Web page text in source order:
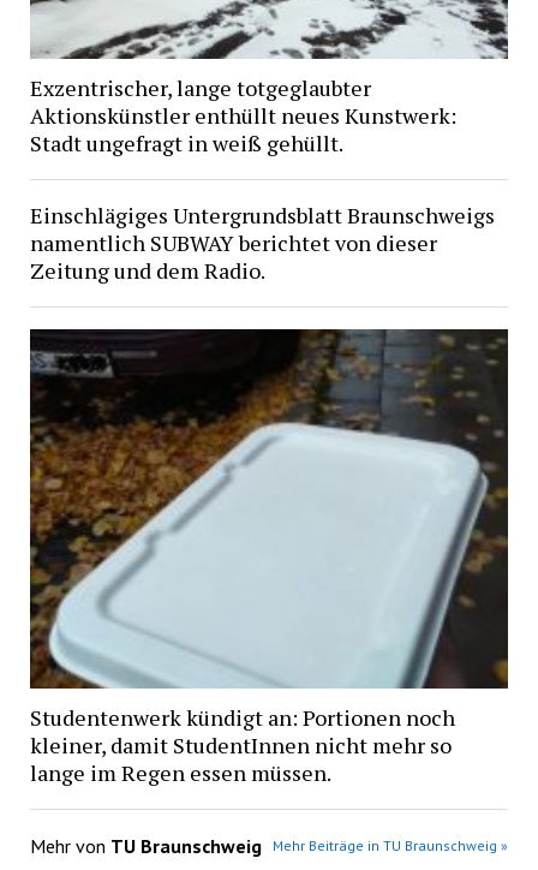
Exzentrischer, lange totgeglaubter
Aktionskünstler enthüllt neues Kunstwerk:
Stadt ungefragt in weiß gehüllt.
Einschlägiges Untergrundsblatt Braunschweigs
namentlich SUBWAY berichtet von dieser
Zeitung und dem Radio.
Studentenwerk kündigt an: Portionen noch
kleiner, damit StudentInnen nicht mehr so
lange im Regen essen müssen.
Mehr von TU Braunschweig Mehr Beiträge in TU Braunschweig »